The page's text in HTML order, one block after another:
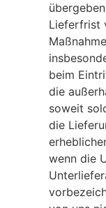
Lieferfrist
beim
die
soweit
die
wenn die